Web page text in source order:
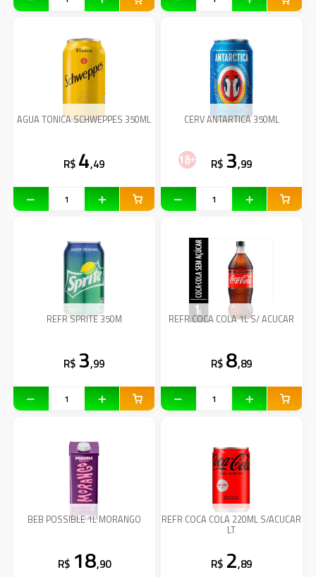
AGUA TONICA SCHWEPPES 350ML
R$ 4,49
CERV ANTARTICA 350ML
R$ 3,99
REFR SPRITE 350M
R$ 3,99
REFR COCA COLA 1L S/ ACUCAR
R$ 8,89
BEB POSSIBLE 1L MORANGO
R$ 18,90
REFR COCA COLA 220ML S/ACUCAR
LT
R$ 2,89